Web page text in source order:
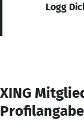
Logg
XING